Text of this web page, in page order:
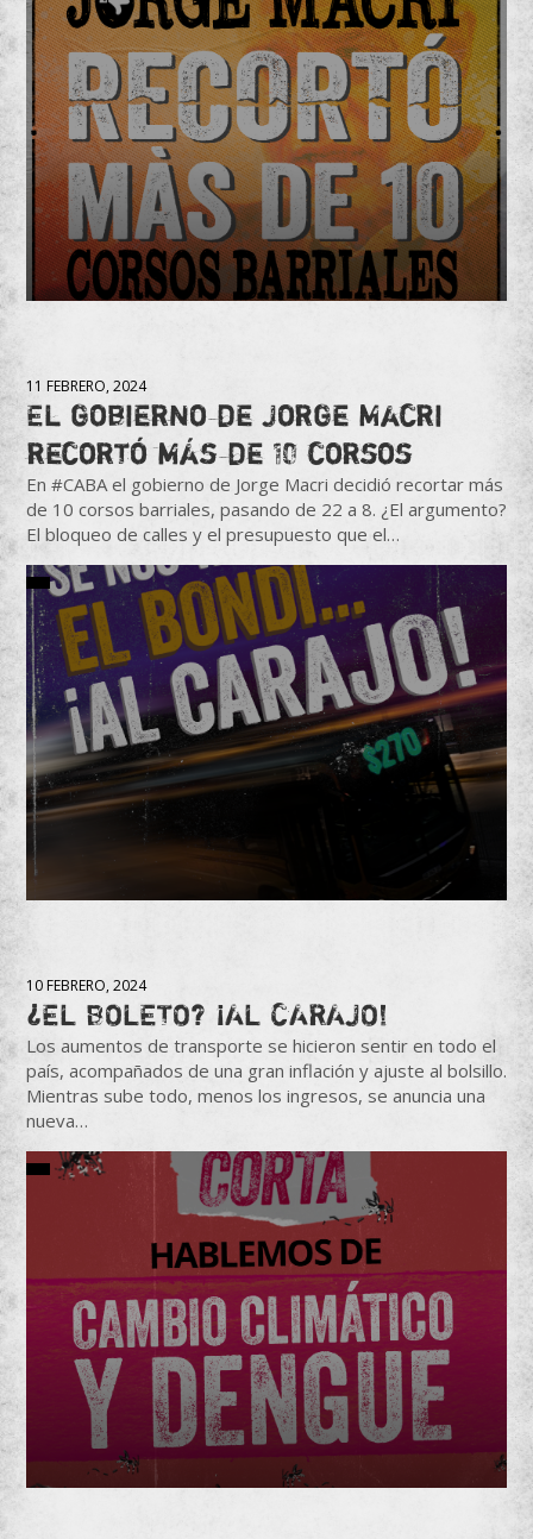
11 FEBRERO, 2024
El gobierno de Jorge Macri
recortó más de 10 corsos
En #CABA el gobierno de Jorge Macri decidió recortar más
de 10 corsos barriales, pasando de 22 a 8. ¿El argumento?
El bloqueo de calles y el presupuesto que el…
10 FEBRERO, 2024
¿EL BOLETO? ¡AL CARAJO!
Los aumentos de transporte se hicieron sentir en todo el
país, acompañados de una gran inflación y ajuste al bolsillo.
Mientras sube todo, menos los ingresos, se anuncia una
nueva…